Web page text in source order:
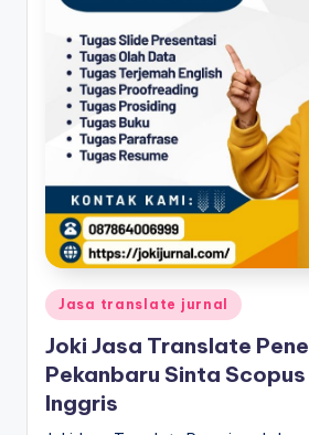
Posted
in
Jasa translate jurnal
Joki Jasa Translate
Pekanbaru Sinta
Inggris